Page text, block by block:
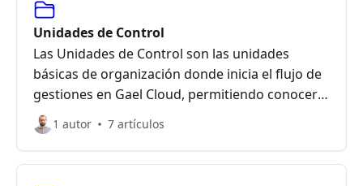
Unidades de Control
Las Unidades de Control son las unidades
básicas de organización donde inicia el flujo de
gestiones en Gael Cloud, permitiendo conocer
resultados por proyectos, clientes, sucursales y
más
1 autor 7 artículos